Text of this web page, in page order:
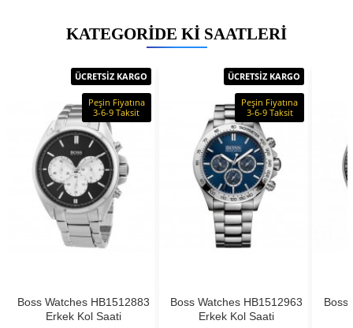
KATEGORIDE KI SAATLERI
ÜCRETSİZ KARGO
Peşin Fiyatına
3-6-9 Taksit
Boss Watches HB1512883
Erkek Kol Saati
ÜCRETSİZ KARGO
Peşin Fiyatına
3-6-9 Taksit
Boss Watches HB1512963
Erkek Kol Saati
Boss